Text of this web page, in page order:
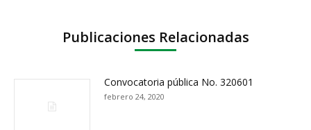
Publicaciones Relacionadas
Convocatoria pública No. 320601
febrero 24, 2020